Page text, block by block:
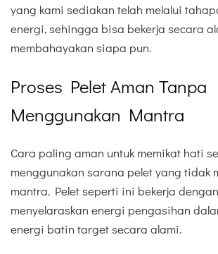
yang kami sediakan telah melalui
energi, sehingga bisa bekerja secara
membahayakan siapa pun.
Proses Pelet Aman Tanpa
Menggunakan Mantra
Cara paling aman untuk memikat hati
menggunakan sarana pelet yang tidak
mantra. Pelet seperti ini bekerja
menyelaraskan energi pengasihan
energi batin target secara alami.